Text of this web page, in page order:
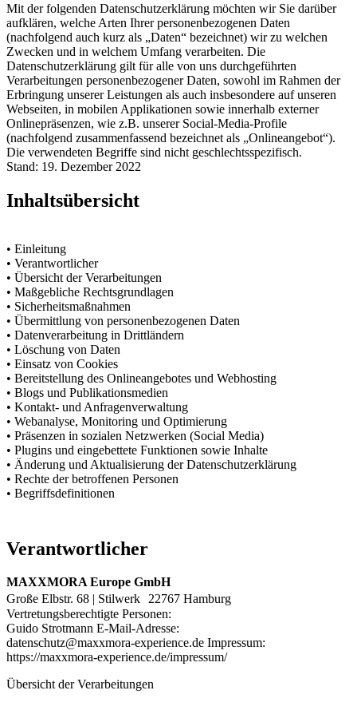
Mit der folgenden Datenschutzerklärung möchten wir Sie darüber
aufklären, welche Arten Ihrer personenbezogenen Daten
(nachfolgend auch kurz als „Daten“ bezeichnet) wir zu welchen
Zwecken und in welchem Umfang verarbeiten. Die
Datenschutzerklärung gilt für alle von uns durchgeführten
Verarbeitungen personenbezogener Daten, sowohl im Rahmen der
Erbringung unserer Leistungen als auch insbesondere auf unseren
Webseiten, in mobilen Applikationen sowie innerhalb externer
Onlinepräsenzen, wie z.B. unserer Social-Media-Profile
(nachfolgend zusammenfassend bezeichnet als „Onlineangebot“).
Die verwendeten Begriffe sind nicht geschlechtsspezifisch.
Stand: 19. Dezember 2022
Inhaltsübersicht
• Einleitung
• Verantwortlicher
• Übersicht der Verarbeitungen
• Maßgebliche Rechtsgrundlagen
• Sicherheitsmaßnahmen
• Übermittlung von personenbezogenen Daten
• Datenverarbeitung in Drittländern
• Löschung von Daten
• Einsatz von Cookies
• Bereitstellung des Onlineangebotes und Webhosting
• Blogs und Publikationsmedien
• Kontakt- und Anfragenverwaltung
• Webanalyse, Monitoring und Optimierung
• Präsenzen in sozialen Netzwerken (Social Media)
• Plugins und eingebettete Funktionen sowie Inhalte
• Änderung und Aktualisierung der Datenschutzerklärung
• Rechte der betroffenen Personen
• Begriffsdefinitionen
Verantwortlicher
MAXXMORA Europe GmbH
Große Elbstr. 68 | Stilwerk 22767 Hamburg
Vertretungsberechtigte Personen:
Guido Strotmann E-Mail-Adresse:
datenschutz@maxxmora-experience.de Impressum:
https://maxxmora-experience.de/impressum/
Übersicht der Verarbeitungen